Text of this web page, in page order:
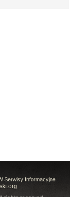
Serwisy Informacyjne